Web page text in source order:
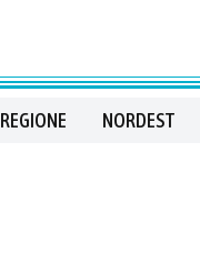
REGIONE NORDEST